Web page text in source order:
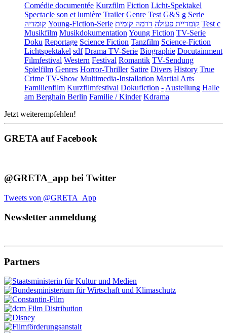
Comédie documentée Kurzfilm Fiction Licht-Spektakel
Spectacle son et lumière Trailer Genre Test G&S g Serie
קומדיה Young-Fiction-Serie קומדיית פעולה דרמה קומית
Test c
Musikfilm Musikdokumentation Young Fiction TV-Serie
Doku Reportage Science Fiction Tanzfilm Science-Fiction
Lichtspektakel sdf Drama TV-Serie Biographie Docutainment
Filmfestival Western Festival Romantik TV-Sendung
Spielfilm Genres Horror-Thriller Satire Divers History True
Crime TV-Show Multimedia-Installation Martial Arts
Familienfilm Kurzfilmfestival Dokufiction - Austellung Halle
am Berghain Berlin Familie / Kinder Kdrama
Jetzt weiterempfehlen!
GRETA auf Facebook
@GRETA_app bei Twitter
Tweets von @GRETA_App
Newsletter anmeldung
Partners